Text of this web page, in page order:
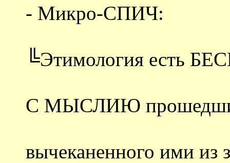
- Микро-СПИЧ:
╚Этимология есть
С МЫСЛИЮ
вычеканенного ими из